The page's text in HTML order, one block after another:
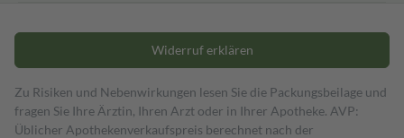
Widerruf erklären
Zu Risiken und Nebenwirkungen lesen Sie die Packungsbeilage und
fragen Sie Ihre Ärztin, Ihren Arzt oder in Ihrer Apotheke. AVP:
Üblicher Apothekenverkaufspreis berechnet nach der